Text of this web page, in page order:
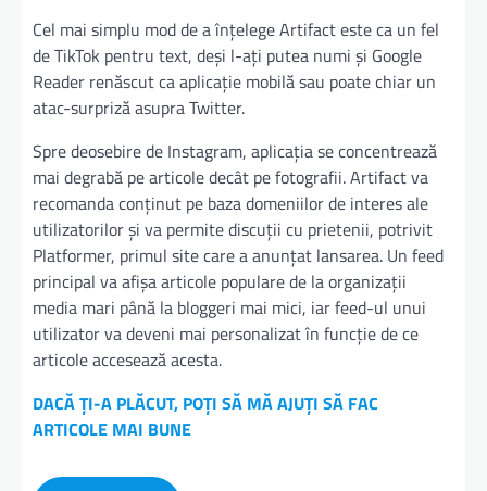
Cel mai simplu mod de a înțelege Artifact este ca un fel
de TikTok pentru text, deși l-ați putea numi și Google
Reader renăscut ca aplicație mobilă sau poate chiar un
atac-surpriză asupra Twitter.
Spre deosebire de Instagram, aplicaţia se concentrează
mai degrabă pe articole decât pe fotografii. Artifact va
recomanda conţinut pe baza domeniilor de interes ale
utilizatorilor şi va permite discuţii cu prietenii, potrivit
Platformer, primul site care a anunţat lansarea. Un feed
principal va afişa articole populare de la organizaţii
media mari până la bloggeri mai mici, iar feed-ul unui
utilizator va deveni mai personalizat în funcţie de ce
articole accesează acesta.
DACĂ ȚI-A PLĂCUT, POȚI SĂ MĂ AJUȚI SĂ FAC
ARTICOLE MAI BUNE